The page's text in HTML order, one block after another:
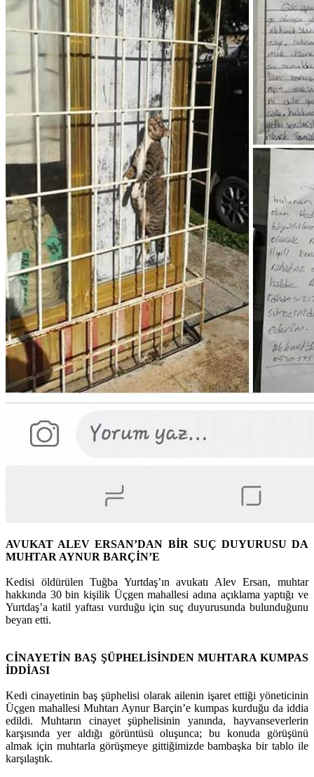
AVUKAT ALEV ERSAN’DAN BİR SUÇ DUYURUSU DA
MUHTAR AYNUR BARÇİN’E
Kedisi öldürülen Tuğba Yurtdaş’ın avukatı Alev Ersan, muhtar
hakkında 30 bin kişilik Üçgen mahallesi adına açıklama yaptığı ve
Yurtdaş’a katil yaftası vurduğu için suç duyurusunda bulunduğunu
beyan etti.
CİNAYETİN BAŞ ŞÜPHELİSİNDEN MUHTARA KUMPAS
İDDİASI
Kedi cinayetinin baş şüphelisi olarak ailenin işaret ettiği yöneticinin
Üçgen mahallesi Muhtarı Aynur Barçin’e kumpas kurduğu da iddia
edildi. Muhtarın cinayet şüphelisinin yanında, hayvanseverlerin
karşısında yer aldığı görüntüsü oluşunca; bu konuda görüşünü
almak için muhtarla görüşmeye gittiğimizde bambaşka bir tablo ile
karşılaştık.